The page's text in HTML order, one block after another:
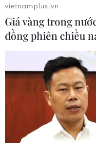
Kante tỏa sáng,
tốp 3 Premier
30/12/2018 13:58
vietnamplus.vn
Giá vàng trong
đồng phiên chiều